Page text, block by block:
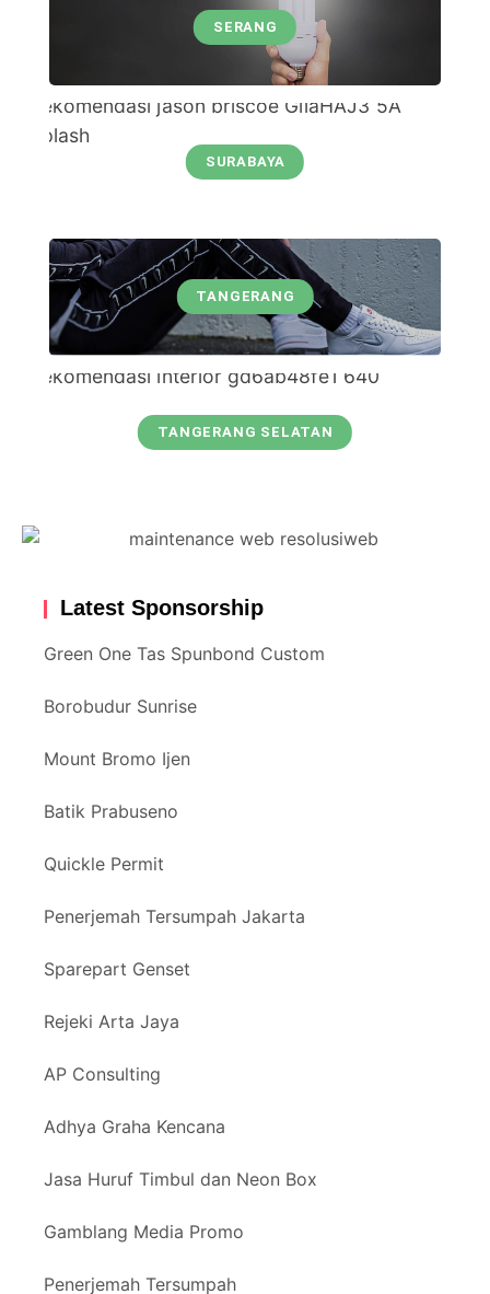
SERANG
SURABAYA
TANGERANG
TANGERANG SELATAN
Latest Sponsorship
Green One Tas Spunbond Custom
Borobudur Sunrise
Mount Bromo Ijen
Batik Prabuseno
Quickle Permit
Penerjemah Tersumpah Jakarta
Sparepart Genset
Rejeki Arta Jaya
AP Consulting
Adhya Graha Kencana
Jasa Huruf Timbul dan Neon Box
Gamblang Media Promo
Penerjemah Tersumpah